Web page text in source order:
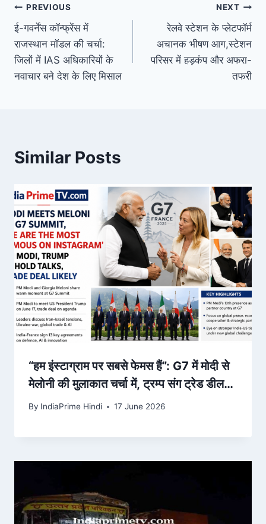
Post
navigation
PREVIOUS
ई-गवर्नेंस कॉन्फ्रेंस में
राजस्थान मॉडल की चर्चा:
जिलों में IAS अधिकारियों के
नवाचार बने देश के लिए मिसाल
NEXT
रेलवे स्टेशन के प्लेटफॉर्म
अचानक भीषण आग,स्टेशन
परिसर में हड़कंप और अफरा-
तफरी
Similar Posts
“हम इंस्टाग्राम पर सबसे फेमस हैं”: G7 में मोदी से
मेलोनी की मुलाकात चर्चा में, ट्रम्प संग ट्रेड डील
पर टिकी नजर
By IndiaPrime Hindi 17 June 2026